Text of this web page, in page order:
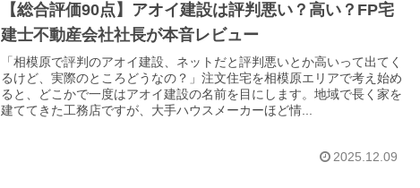
【総合評価90点】アオイ建設は評判悪い？高い？FP宅
建士不動産会社社長が本音レビュー
「相模原で評判のアオイ建設、ネットだと評判悪いとか高いって出てく
るけど、実際のところどうなの？」注文住宅を相模原エリアで考え始め
ると、どこかで一度はアオイ建設の名前を目にします。地域で長く家を
建ててきた工務店ですが、大手ハウスメーカーほど情...
2025.12.09